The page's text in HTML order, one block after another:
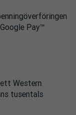
Pay™
Western
tusentals